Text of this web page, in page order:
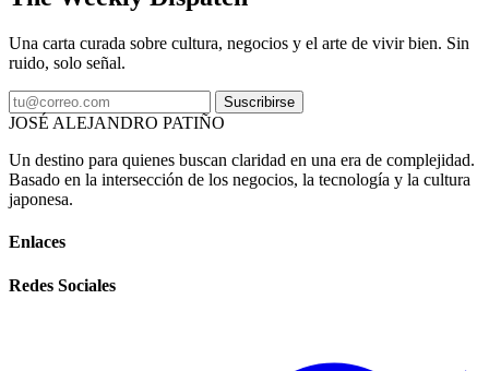
Una carta curada sobre cultura, negocios y el arte de vivir bien. Sin
ruido, solo señal.
Suscribirse
JOSÉ ALEJANDRO PATIÑO
Un destino para quienes buscan claridad en una era de complejidad.
Basado en la intersección de los negocios, la tecnología y la cultura
japonesa.
Enlaces
Redes Sociales